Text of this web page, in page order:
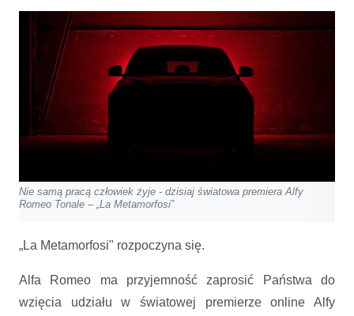
Nie samą pracą człowiek żyje - dzisiaj światowa premiera Alfy
Romeo Tonale – „La Metamorfosi”
„La Metamorfosi" rozpoczyna się.
Alfa Romeo ma przyjemność zaprosić Państwa do
wzięcia udziału w światowej premierze online Alfy